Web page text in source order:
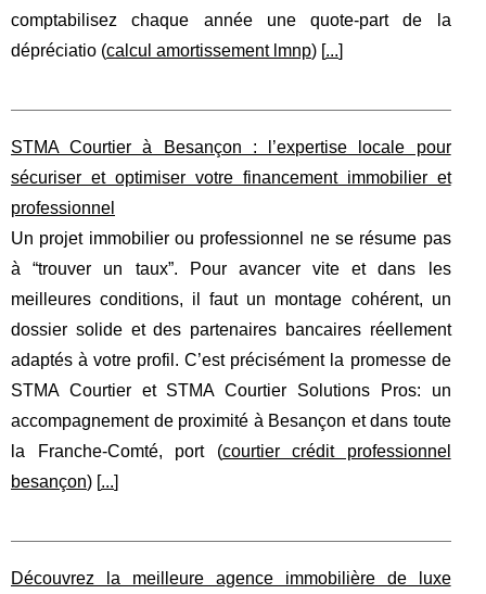
comptabilisez chaque année une quote-part de la
dépréciatio (calcul amortissement lmnp) [...]
STMA Courtier à Besançon : l’expertise locale pour
sécuriser et optimiser votre financement immobilier et
professionnel
Un projet immobilier ou professionnel ne se résume pas
à “trouver un taux”. Pour avancer vite et dans les
meilleures conditions, il faut un montage cohérent, un
dossier solide et des partenaires bancaires réellement
adaptés à votre profil. C’est précisément la promesse de
STMA Courtier et STMA Courtier Solutions Pros: un
accompagnement de proximité à Besançon et dans toute
la Franche‑Comté, port (courtier crédit professionnel
besançon) [...]
Découvrez la meilleure agence immobilière de luxe